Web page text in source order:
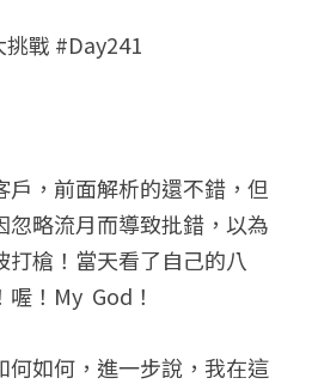
》完整典藏版
推理
戰 #Day241
戶，前面解析的還不錯，但
忽略流月而導致批錯，以為
打槍！當天看了自己的八
！My  God！
何如何，進一步說，我在這